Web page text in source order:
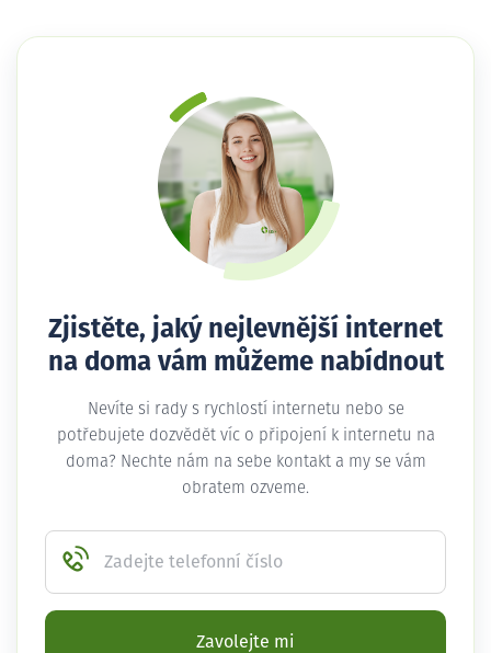
Zjistěte, jaký nejlevnější internet
na doma vám můžeme nabídnout
Nevíte si rady s rychlostí internetu nebo se
potřebujete dozvědět víc o připojení k internetu na
doma? Nechte nám na sebe kontakt a my se vám
obratem ozveme.
Zadejte telefonní číslo
Zavolejte mi